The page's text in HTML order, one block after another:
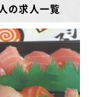
の求人一覧